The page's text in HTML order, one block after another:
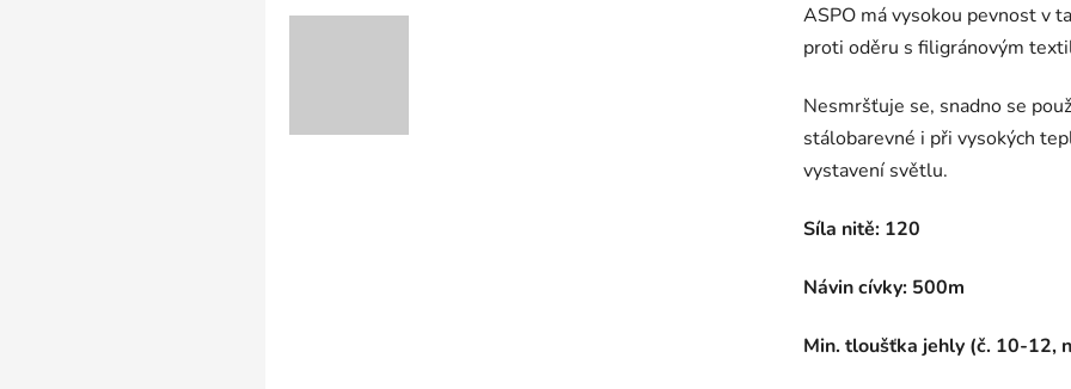
ASPO má vysokou pevnost v
proti oděru s filigránovým
Nesmršťuje se, snadno se
stálobarevné i při vysokých
vystavení světlu.
Síla nitě: 120
Návin cívky: 500m
Min. tloušťka jehly (č. 10-12,